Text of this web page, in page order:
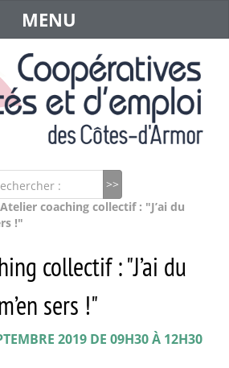
:
MENU
Atelier coaching collectif : "J’ai du
!"
collectif : "J’ai du
sers !"
2019 DE 09H30 À 12H30